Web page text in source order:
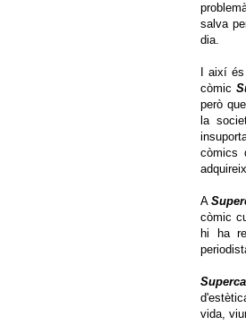
salva
dia.
I així
còmic
però
la
còmics
A
còmic
hi ha
vida,